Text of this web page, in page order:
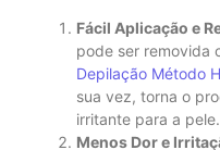
Fácil Aplicação e
pode ser removida
Depilação Método
sua vez, torna o
irritante para a pele.
Menos Dor e